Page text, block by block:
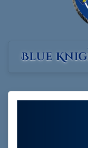
Blue